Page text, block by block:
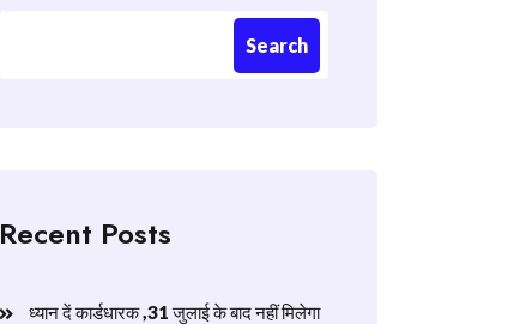
Search
Recent Posts
ध्यान दें कार्डधारक ,31 जुलाई के बाद नहीं मिलेगा